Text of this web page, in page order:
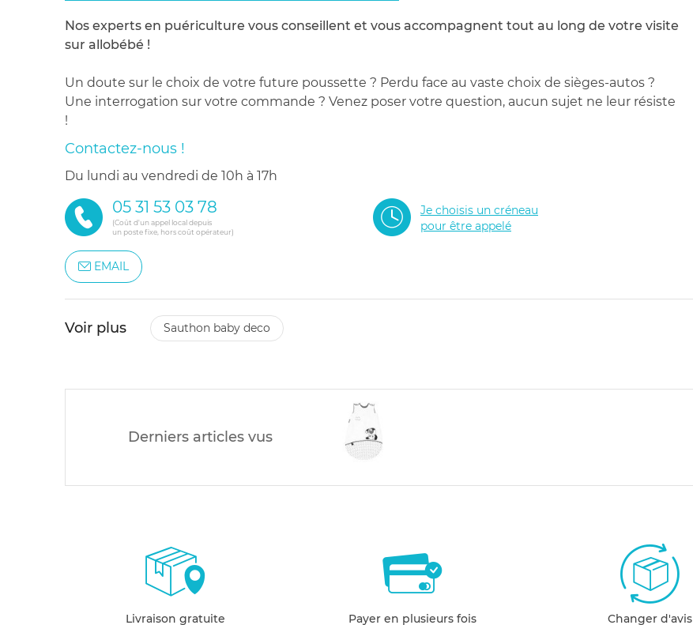
Nos experts en puériculture vous conseillent et vous accompagnent tout au long de votre visite
sur allobébé !
Un doute sur le choix de votre future poussette ? Perdu face au vaste choix de sièges-autos ?
Une interrogation sur votre commande ? Venez poser votre question, aucun sujet ne leur résiste
!
Contactez-nous !
du lundi au vendredi de 10h à 17h
05 31 53 03 78
(Coût d'un appel local depuis
un poste fixe, hors coût opérateur)
Je choisis un créneau
pour être appelé
EMAIL
Voir plus sauthon baby deco
Derniers articles vus
Livraison gratuite
Payer en plusieurs fois
Changer d'avis